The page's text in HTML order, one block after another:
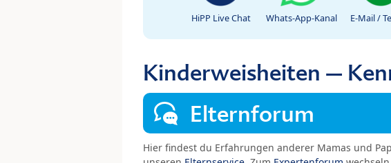
HiPP Live Chat Whats-App-Kanal E-Mail /
Kinderweisheiten –
Elternforum
Hier findest du Erfahrungen anderer Mamas und